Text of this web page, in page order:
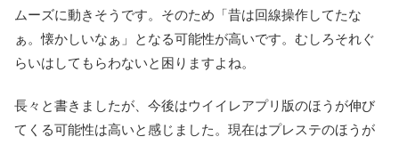
ムーズに動きそうです。そのため「昔は回線操作してたな
ぁ。懐かしいなぁ」となる可能性が高いです。むしろそれぐ
らいはしてもらわないと困りますよね。
長々と書きましたが、今後はウイイレアプリ版のほうが伸び
てくる可能性は高いと感じました。現在はプレステのほうが